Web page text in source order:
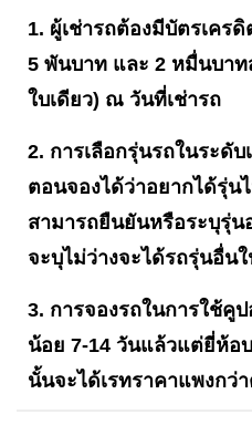
1. ผู้เช่ารถต้องมีบัตรเคร
5 พันบาท และ 2 หมื่นบา
ใบเดียว) ณ วันที่เช่ารถ
2. การเลือกรุ่นรถในระดั
ตอนจองได้ว่าอยากได้รุ่น
สามารถยืนยันหรือระบุรุ่
จะบุไม่ว่างจะได้รถรุ่นอื่น
3. การจองรถในการใช้คู
น้อย 7-14 วันแล้วแต่ยี่ห้อ
นั้นจะได้เรทราคาแพงกว่